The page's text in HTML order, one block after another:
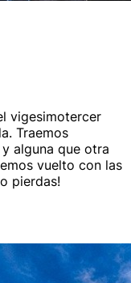
vigesimotercer
Traemos
alguna que otra
vuelto con las
pierdas!